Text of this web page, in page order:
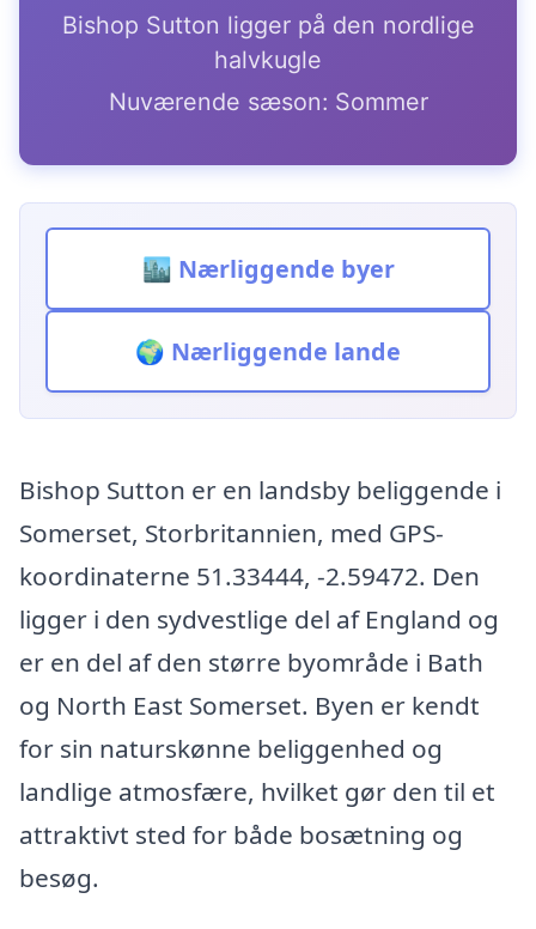
Bishop Sutton ligger på den nordlige
halvkugle
Nuværende sæson: Sommer
🏙️ Nærliggende byer
🌍 Nærliggende lande
Bishop Sutton er en landsby beliggende i
Somerset, Storbritannien, med GPS-
koordinaterne 51.33444, -2.59472. Den
ligger i den sydvestlige del af England og
er en del af den større byområde i Bath
og North East Somerset. Byen er kendt
for sin naturskønne beliggenhed og
landlige atmosfære, hvilket gør den til et
attraktivt sted for både bosætning og
besøg.